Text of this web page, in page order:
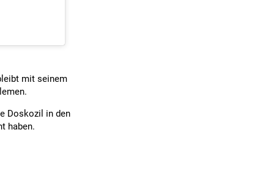
mit seinem
Doskozil in den
haben.